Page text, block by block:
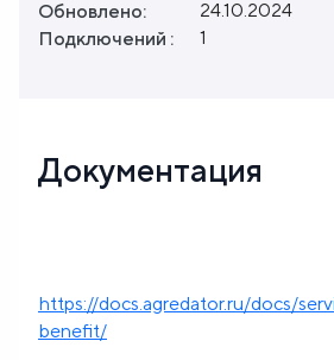
Обновлено:
24.10.2024
Подключений :
1
Документация
https://docs.agredator.ru/docs/
benefit/